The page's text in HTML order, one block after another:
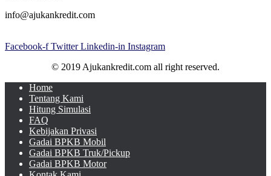
info@ajukankredit.com
Facebook-f Twitter Linkedin-in Instagram
© 2019 Ajukankredit.com all right reserved.
Home
Tentang Kami
Hitung Simulasi
FAQ
Kebijakan Privasi
Gadai BPKB Mobil
Gadai BPKB Truk/Pickup
Gadai BPKB Motor